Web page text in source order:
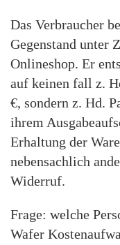
Das Verbraucher
Gegenstand unter
Onlineshop. Er
auf keinen fall z.
€, sondern z. Hd.
ihrem
Erhaltung der
nebensachlich
Widerruf.
Frage: welche
Wafer